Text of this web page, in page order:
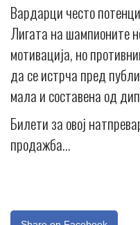
Вардарци често
Лигата на шампионите
мотивација, но
да се истрча пред
мала и составена од
Билети за овој
продажба…